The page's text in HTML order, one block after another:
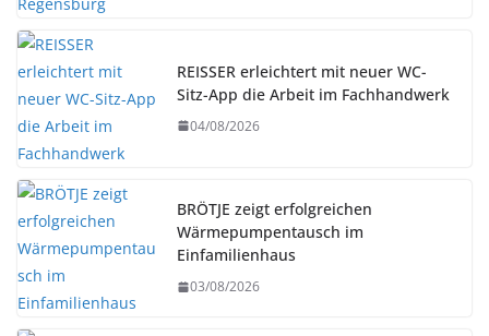
REISSER erleichtert mit neuer WC-
Sitz-App die Arbeit im Fachhandwerk
04/08/2026
BRÖTJE zeigt erfolgreichen
Wärmepumpentausch im
Einfamilienhaus
03/08/2026